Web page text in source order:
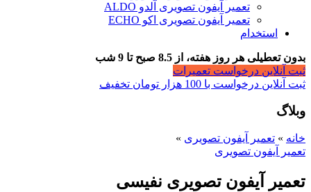
تعمیر آیفون تصویری آلدو ALDO
تعمیر آیفون تصویری اکو ECHO
استخدام
بدون تعطیلی هر روز هفته، از 8.5 صبح تا 9 شب
ثبت آنلاین درخواست تعمیرات
ثبت آنلاین درخواست با 100 هزار تومان تخفیف
وبلاگ
خانه » تعمیر آیفون تصویری »
تعمیر آیفون تصویری
تعمیر آیفون تصویری نفیسی